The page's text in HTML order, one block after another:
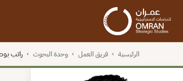
الرئيسية › فريق العمل › وحدة البحوث › راتب